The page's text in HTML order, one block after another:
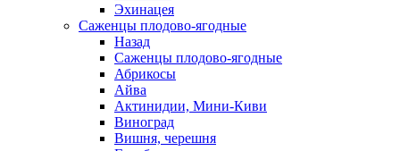
Эхинацея
Саженцы плодово-ягодные
Назад
Саженцы плодово-ягодные
Абрикосы
Айва
Актинидии, Мини-Киви
Виноград
Вишня, черешня